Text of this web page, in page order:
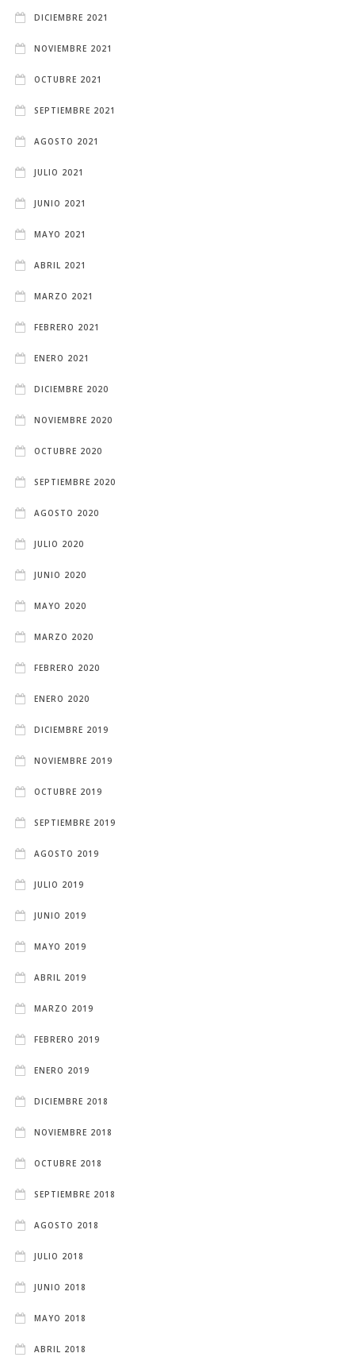
DICIEMBRE 2021
NOVIEMBRE 2021
OCTUBRE 2021
SEPTIEMBRE 2021
AGOSTO 2021
JULIO 2021
JUNIO 2021
MAYO 2021
ABRIL 2021
MARZO 2021
FEBRERO 2021
ENERO 2021
DICIEMBRE 2020
NOVIEMBRE 2020
OCTUBRE 2020
SEPTIEMBRE 2020
AGOSTO 2020
JULIO 2020
JUNIO 2020
MAYO 2020
MARZO 2020
FEBRERO 2020
ENERO 2020
DICIEMBRE 2019
NOVIEMBRE 2019
OCTUBRE 2019
SEPTIEMBRE 2019
AGOSTO 2019
JULIO 2019
JUNIO 2019
MAYO 2019
ABRIL 2019
MARZO 2019
FEBRERO 2019
ENERO 2019
DICIEMBRE 2018
NOVIEMBRE 2018
OCTUBRE 2018
SEPTIEMBRE 2018
AGOSTO 2018
JULIO 2018
JUNIO 2018
MAYO 2018
ABRIL 2018